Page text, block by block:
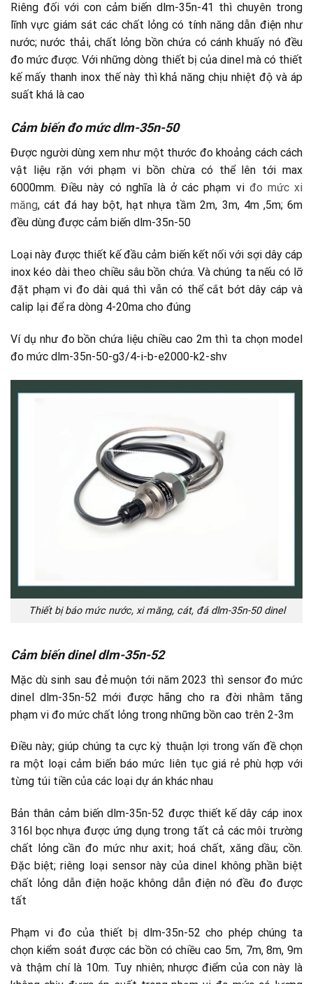
Riêng đối với con cảm biến dlm-35n-41 thì chuyên trong
lĩnh vực giám sát các chất lỏng có tính năng dẫn điện như
nước; nước thải, chất lỏng bồn chứa có cánh khuấy nó đều
đo mức được. Với những dòng thiết bị của dinel mà có thiết
kế mấy thanh inox thế này thì khả năng chịu nhiệt độ và áp
suất khá là cao
Cảm biến đo mức dlm-35n-50
Được người dùng xem như một thước đo khoảng cách cách
vật liệu rặn với phạm vi bồn chừa có thể lên tới max
6000mm. Điều này có nghĩa là ở các phạm vi đo mức xi
măng, cát đá hay bột, hạt nhựa tầm 2m, 3m, 4m ,5m; 6m
đều dùng được cảm biến dlm-35n-50
Loại này được thiết kế đầu cảm biến kết nối với sợi dây cáp
inox kéo dài theo chiều sâu bồn chứa. Và chúng ta nếu có lỡ
đặt phạm vi đo dài quá thì vẫn có thể cắt bớt dây cáp và
calip lại để ra dòng 4-20ma cho đúng
Ví dụ như đo bồn chứa liệu chiều cao 2m thì ta chọn model
đo mức dlm-35n-50-g3/4-i-b-e2000-k2-shv
Thiết bị báo mức nước, xi măng, cát, đá dlm-35n-50 dinel
Cảm biến dinel dlm-35n-52
Mặc dù sinh sau đẻ muộn tới năm 2023 thì sensor đo mức
dinel dlm-35n-52 mới được hãng cho ra đời nhằm tăng
phạm vi đo mức chất lỏng trong những bồn cao trên 2-3m
Điều này; giúp chúng ta cực kỳ thuận lợi trong vấn đề chọn
ra một loại cảm biến báo mức liên tục giá rẻ phù hợp với
từng túi tiền của các loại dự án khác nhau
Bản thân cảm biến dlm-35n-52 được thiết kế dây cáp inox
316l bọc nhựa được ứng dụng trong tất cả các môi trường
chất lỏng cần đo mức như axit; hoá chất, xăng dầu; cồn.
Đặc biệt; riêng loại sensor này của dinel không phần biệt
chất lỏng dẫn điện hoặc không dẫn điện nó đều đo được
tất
Phạm vi đo của thiết bị dlm-35n-52 cho phép chúng ta
chọn kiểm soát được các bồn có chiều cao 5m, 7m, 8m, 9m
và thậm chí là 10m. Tuy nhiên; nhược điểm của con này là